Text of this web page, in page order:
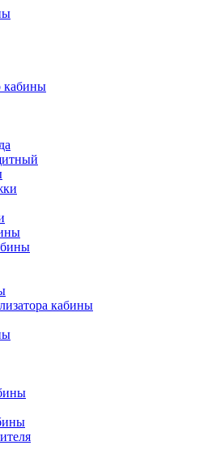
кабины
кабины